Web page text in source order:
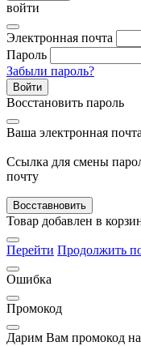
войти
Электронная почта
Пароль
Забыли пароль?
Войти
Восстановить пароль
Ваша электронная почта
Ссылка для смены
почту
Восставновить
Товар добавлен в
Перейти Продолжить
Ошибка
Промокод
Дарим Вам промокод